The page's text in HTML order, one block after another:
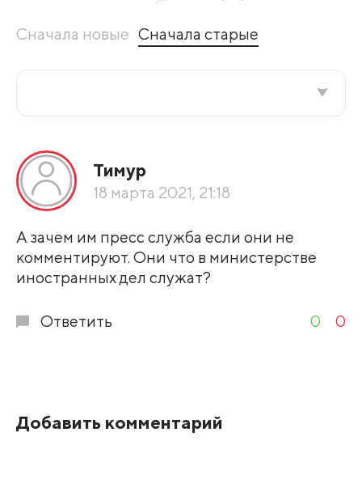
Сначала новые Сначала старые
По рейтингу
Развернуть все
Тимур
18 марта 2021, 21:18
А зачем им пресс служба если они не
комментируют. Они что в министерстве
иностранных дел служат?
Ответить 0 0
Добавить комментарий